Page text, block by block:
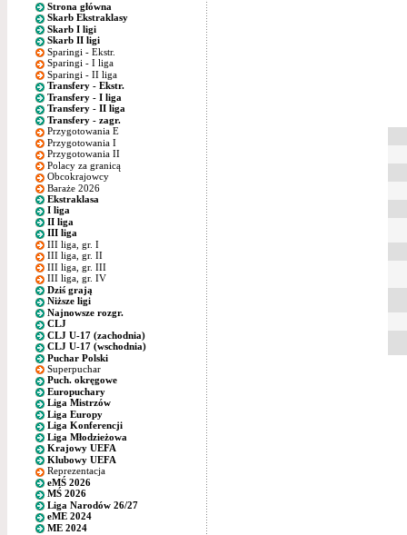
Strona główna
Skarb Ekstraklasy
Skarb I ligi
Skarb II ligi
Sparingi - Ekstr.
Sparingi - I liga
Sparingi - II liga
Transfery - Ekstr.
Transfery - I liga
Transfery - II liga
Transfery - zagr.
Przygotowania E
Przygotowania I
Przygotowania II
Polacy za granicą
Obcokrajowcy
Baraże 2026
Ekstraklasa
I liga
II liga
III liga
III liga, gr. I
III liga, gr. II
III liga, gr. III
III liga, gr. IV
Dziś grają
Niższe ligi
Najnowsze rozgr.
CLJ
CLJ U-17 (zachodnia)
CLJ U-17 (wschodnia)
Puchar Polski
Superpuchar
Puch. okręgowe
Europuchary
Liga Mistrzów
Liga Europy
Liga Konferencji
Liga Młodzieżowa
Krajowy UEFA
Klubowy UEFA
Reprezentacja
eMŚ 2026
MŚ 2026
Liga Narodów 26/27
eME 2024
ME 2024